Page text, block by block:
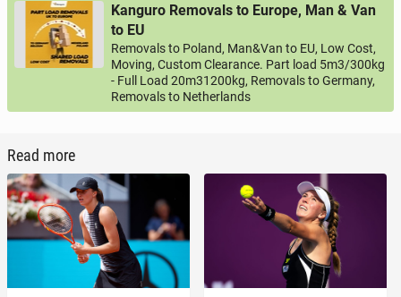
Kanguro Removals to Europe, Man & Van
to EU
Removals to Poland, Man&Van to EU, Low Cost,
Moving, Custom Clearance. Part load 5m3/300kg
- Full Load 20m31200kg, Removals to Germany,
Removals to Netherlands
Read more